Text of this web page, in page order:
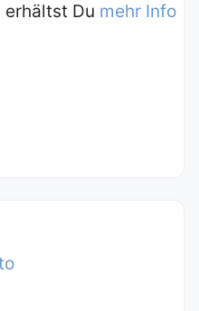
erhältst Du mehr Info